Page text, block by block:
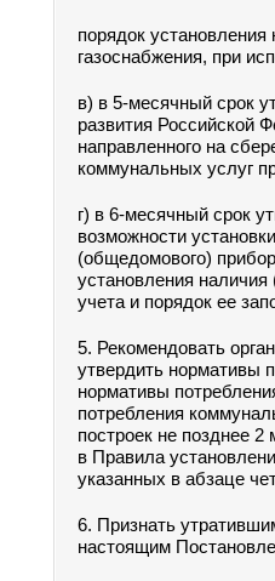
порядок
газоснабжения, при
в) в 5-месячный срок
развития Российской
направленного на
коммунальных услуг
г) в 6-месячный срок
возможности
(общедомового)
установления наличия
учета и порядок ее
5. Рекомендовать
утвердить нормативы
нормативы
потребления
построек не позднее
в Правила
указанных в абзаце
6. Признать
настоящим